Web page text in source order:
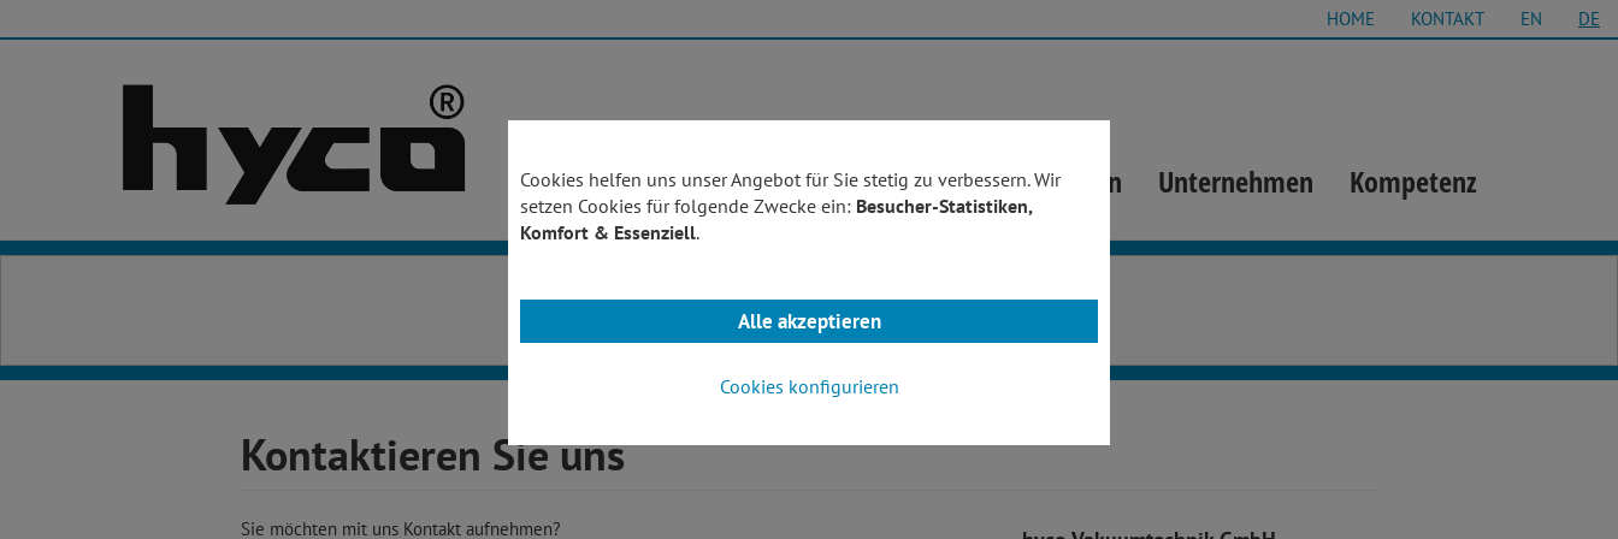
Produktübersicht Technologien Unternehmen Kompetenz
DE
EN
KONTAKT
HOME
Ja Immer
Kontaktieren Sie uns
Sie möchten mit uns Kontakt aufnehmen?
Cookies helfen uns unser Angebot für Sie stetig zu verbessern. Wir
setzen Cookies für folgende Zwecke ein: Besucher-Statistiken,
Komfort & Essenziell.
Cookies konfigurieren
Alle akzeptieren